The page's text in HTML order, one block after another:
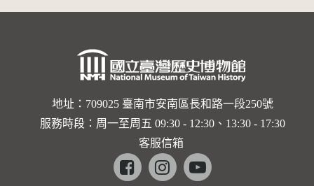
地址：709025 臺南市安南區長和路一段250號
服務時段：周一至周五 09:30 - 12:30、13:30 - 17:30
客服信箱
Facebookinstagramyoutube